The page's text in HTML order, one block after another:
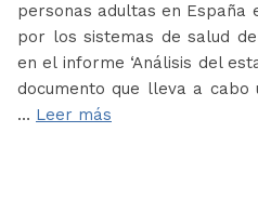
personas adultas en España
por los sistemas de salud
en el informe ‘Análisis del
documento que lleva a cabo
… Leer más